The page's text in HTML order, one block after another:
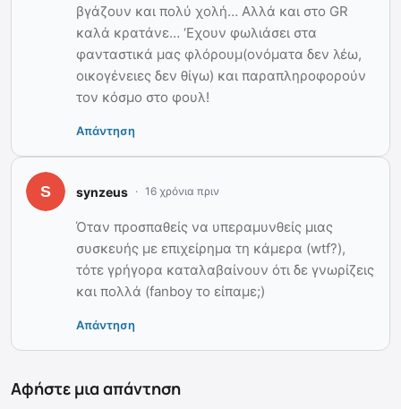
βγάζουν και πολύ χολή… Αλλά και στο GR
καλά κρατάνε… ‘Εχουν φωλιάσει στα
φανταστικά μας φλόρουμ(ονόματα δεν λέω,
οικογένειες δεν θίγω) και παραπληροφορούν
τον κόσμο στο φουλ!
Απάντηση
synzeus 16 χρόνια πριν
Όταν προσπαθείς να υπεραμυνθείς μιας
συσκευής με επιχείρημα τη κάμερα (wtf?),
τότε γρήγορα καταλαβαίνουν ότι δε γνωρίζεις
και πολλά (fanboy το είπαμε;)
Απάντηση
Αφήστε μια απάντηση